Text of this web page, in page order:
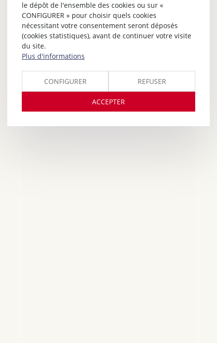
le dépôt de l'ensemble des cookies ou sur «
CONFIGURER » pour choisir quels cookies
nécessitant votre consentement seront déposés
(cookies statistiques), avant de continuer votre visite
du site.
Plus d'informations
CONFIGURER REFUSER
ACCEPTER